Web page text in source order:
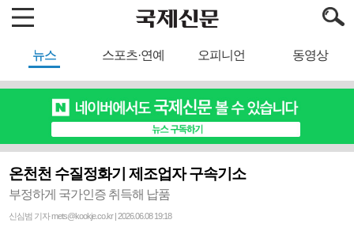
뉴스 스포츠·연예 오피니언 동영상
온천천 수질정화기 제조업자 구속기소
부정하게 국가인증 취득해 납품
신심범 기자 mets@kookje.co.kr | 2026.06.08 19:18